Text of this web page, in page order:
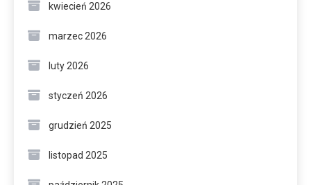
kwiecień 2026
marzec 2026
luty 2026
styczeń 2026
grudzień 2025
listopad 2025